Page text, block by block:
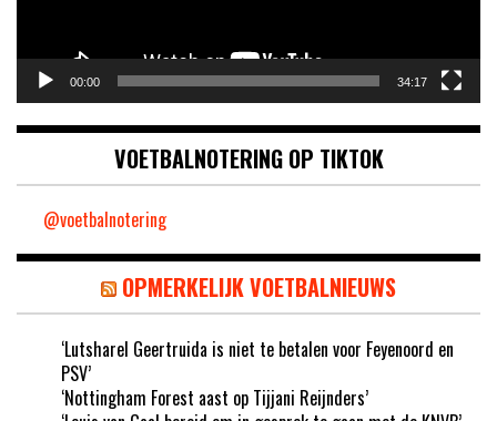
00:00 34:17
VOETBALNOTERING OP TIKTOK
@voetbalnotering
OPMERKELIJK VOETBALNIEUWS
‘Lutsharel Geertruida is niet te betalen voor Feyenoord en
PSV’
‘Nottingham Forest aast op Tijjani Reijnders’